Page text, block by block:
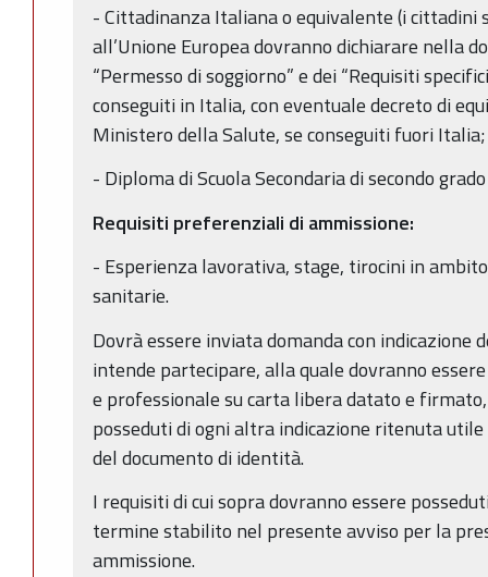
- Cittadinanza Italiana o equivalente (i
all’Unione Europea dovranno dichiarare nella
“Permesso di soggiorno” e dei “Requisiti
conseguiti in Italia, con eventuale decreto di
Ministero della Salute, se conseguiti fuori Italia;
- Diploma di Scuola Secondaria di secondo
Requisiti preferenziali di ammissione:
- Esperienza lavorativa, stage, tirocini in
sanitarie.
Dovrà essere inviata domanda con indicazione
intende partecipare, alla quale dovranno
e professionale su carta libera datato e
posseduti di ogni altra indicazione ritenuta
del documento di identità.
I requisiti di cui sopra dovranno essere
termine stabilito nel presente avviso per la
ammissione.